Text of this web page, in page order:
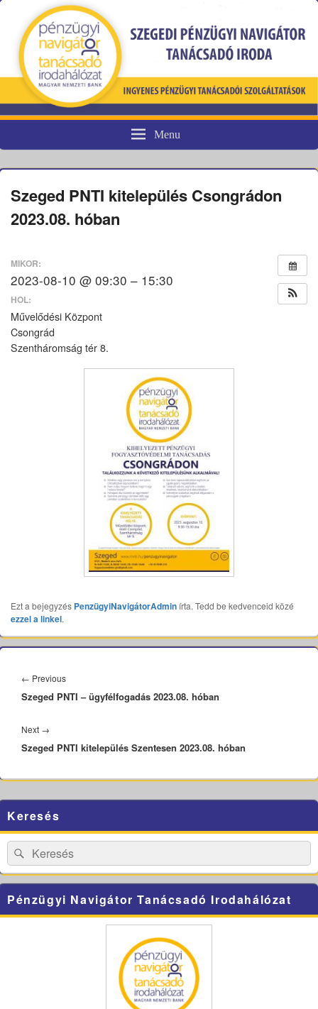
Pénzügyi fogyasztóvédelem
Menu
Szeged PNTI kitelepülés Csongrádon
2023.08. hóban
MIKOR:
2023-08-10 @ 09:30 – 15:30
HOL:
Művelődési Központ
Csongrád
Szentháromság tér 8.
Ezt a bejegyzés PenzügyiNavigátorAdmin írta. Tedd be kedvenceid közé
ezzel a linkel.
navigáció
← PreviousPrevious
post:
Szeged PNTI – ügyfélfogadás 2023.08. hóban
Next →
post:
Szeged PNTI kitelepülés Szentesen 2023.08. hóban
Sidebar
Widget
Area
Keresés
Search
for:
Search
Pénzügyi Navigátor Tanácsadó Irodahálózat